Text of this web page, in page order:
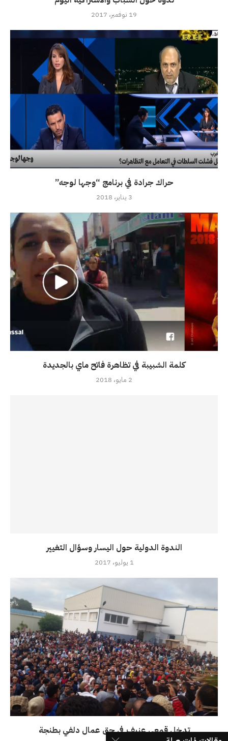
19 نوفمبر، 2017
حراك جرادة في برنامج “وجها لوجه”
3 يناير، 2018
كلمة الشبيبة في تظاهرة فاتح ماي بالجديدة
2 مايو، 2018
الندوة الدولية حول اليسار وسؤال التغيير
1 يوليو، 2017
تدخل قمعي عنيف في حق عمال دلفي بطنجة